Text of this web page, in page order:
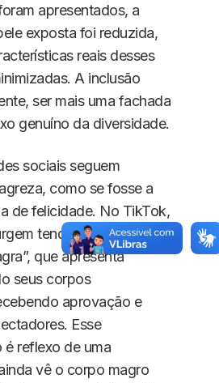
apresentados, a
exposta foi reduzida,
reais desses
A inclusão
ser mais uma fachada
genuíno da diversidade.
sociais seguem
como se fosse a
de felicidade. No TikTok,
tendências como a
que apresenta
seus corpos
aprovação e
Esse
reflexo de uma
vê o corpo magro